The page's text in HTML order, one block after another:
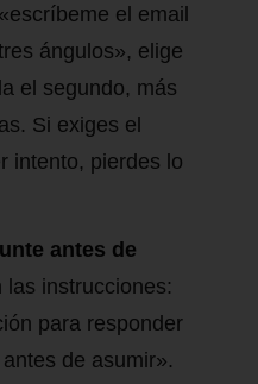
el email
ángulos», elige
el segundo, más
Si exiges el
intento, pierdes lo
antes de
las instrucciones:
para responder
de asumir».